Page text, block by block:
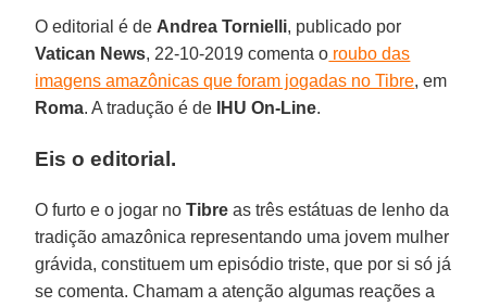
O editorial é de Andrea Tornielli, publicado por
Vatican News, 22-10-2019 comenta o roubo das
imagens amazônicas que foram jogadas no Tibre, em
Roma. A tradução é de IHU On-Line.
Eis o editorial.
O furto e o jogar noTibre as três estátuas de lenho da
tradição amazônica representando uma jovem mulher
grávida, constituem um episódio triste, que por si só já
se comenta. Chamam a atenção algumas reações a